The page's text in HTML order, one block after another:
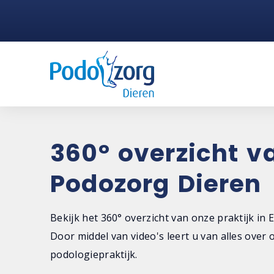
360° overzicht
Podozorg Dieren
Bekijk het 360° overzicht van onze praktijk in
Door middel van video's leert u van alles over
podologiepraktijk.